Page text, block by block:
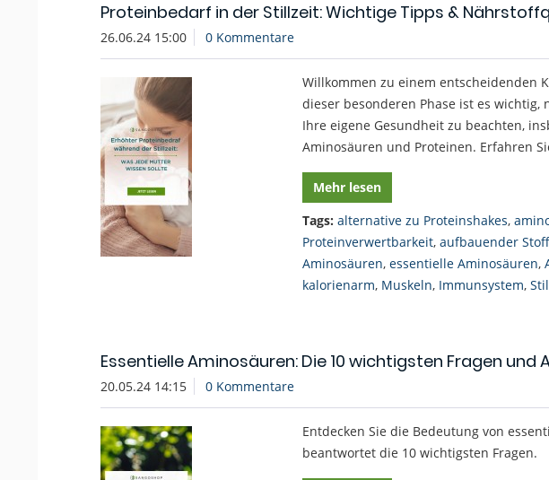
Proteinbedarf in der Stillzeit: Wichtige Tipps &
26.06.24 15:00 0 Kommentare
Willkommen zu einem entscheidenden
dieser besonderen Phase ist es
Ihre eigene Gesundheit zu beachten,
Aminosäuren und Proteinen. Erfahren
Mehr lesen
Tags: alternative zu Proteinshakes,
Proteinverwertbarkeit, aufbauender
Aminosäuren, essentielle Aminosäuren,
kalorienarm, Muskeln, Immunsystem,
Essentielle Aminosäuren: Die 10 wichtigsten Fragen und
20.05.24 14:15 0 Kommentare
Entdecken Sie die Bedeutung von
beantwortet die 10 wichtigsten Fragen.